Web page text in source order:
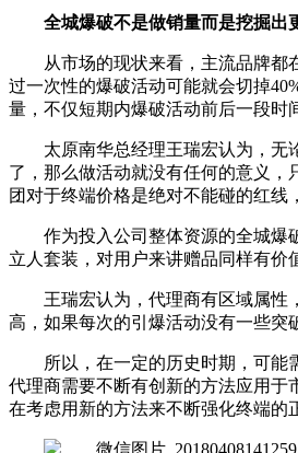
全城爆破不是做销量而是挖掘出
从市场的现状来看，主流品牌都
过一次性的爆破活动可能就会切掉
量，不仅短期内爆破活动前后一段时
太原南华总经理王瑞宏认为，无
了，那么做活动就没有任何的意义
团对于终端价格是绝对不能碰的红线
作为投入公司整体资源的全城爆
立人套装，对用户来讲赠品同样有价
王瑞宏认为，代理商有区域属性
高，如果每次的引爆活动没有一些突
所以，在一定的历史时期，可能
代理商需要不断有创新的方法应用于
在考虑用新的方法来不断强化终端的